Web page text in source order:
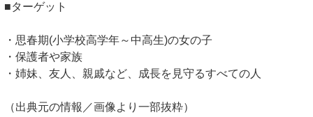
■ターゲット
・思春期(小学校高学年～中高生)の女の子
・保護者や家族
・姉妹、友人、親戚など、成長を見守るすべての人
（出典元の情報／画像より一部抜粋）